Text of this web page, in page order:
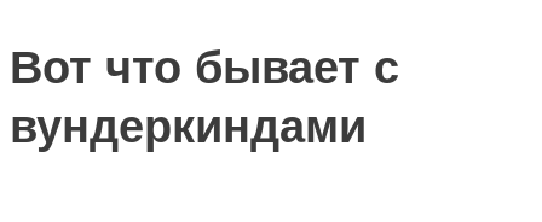
Вот что бывает с
вундеркиндами